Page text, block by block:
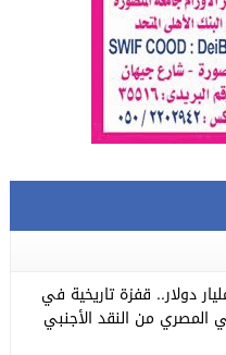
مليار دولار.. قفزة تاريخية في
المصري من النقد الأجنبي